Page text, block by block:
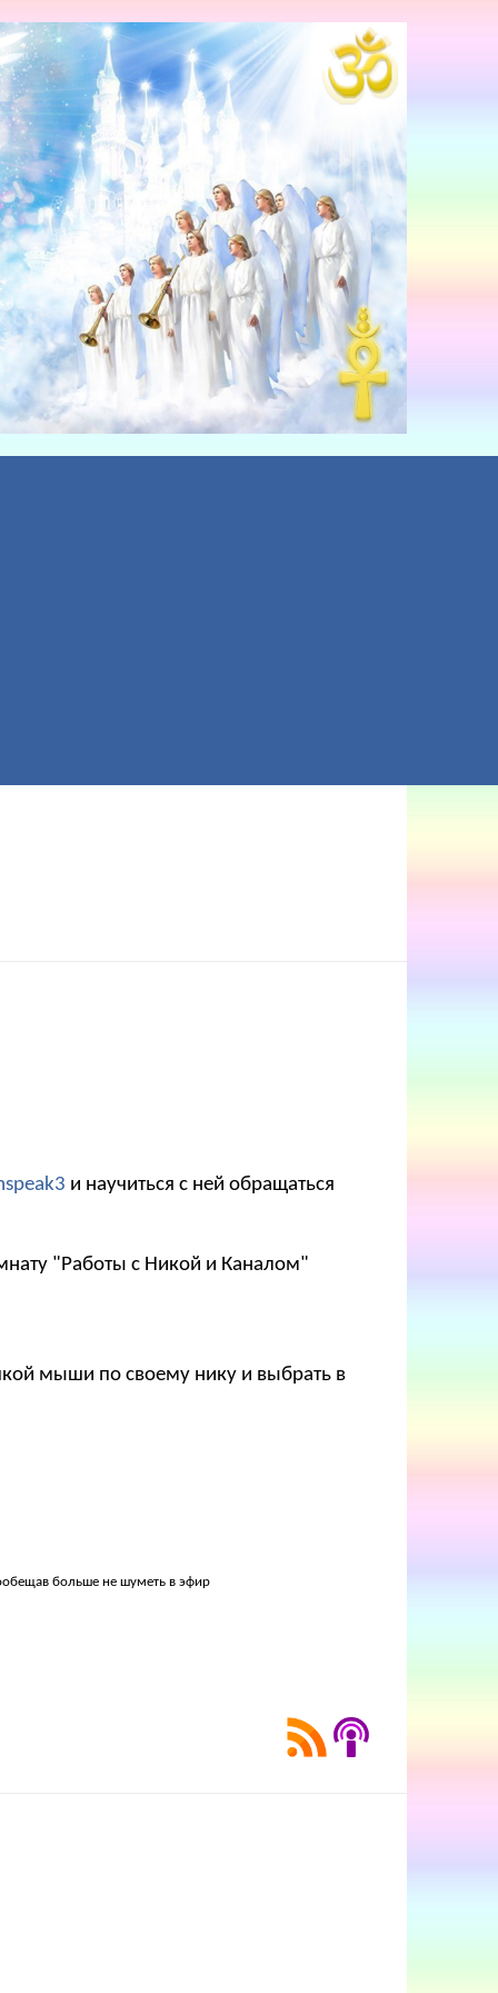
и научиться с ней обращаться
"Работы с Никой и Каналом"
мыши по своему нику и выбрать в
больше не шуметь в эфир